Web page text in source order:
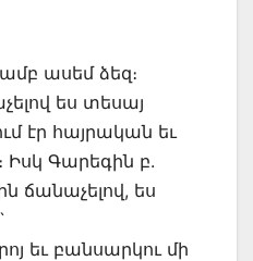
ասեմ ձեզ։
ես տեսայ
էր հայրական եւ
Իսկ Գարեգին բ.
ճանաչելով, ես
եւ բանսարկու մի